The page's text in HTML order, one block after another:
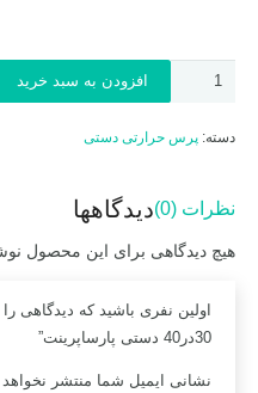
پرس
عدد
افزودن به سبد خرید
دسته:پرس حرارتی دستی
نظرات (0) دیدگاهها
هیچ دیدگاهی برای این محصول
اولین نفری باشید که دیدگاهی
30در40 دستی پارساپرینت”
نشانی ایمیل شما منتشر